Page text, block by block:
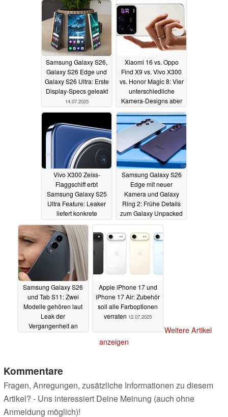
Samsung Galaxy S26,
Galaxy S26 Edge und
Galaxy S26 Ultra: Erste
Display-Specs geleakt
14.07.2025
Xiaomi 16 vs. Oppo
Find X9 vs. Vivo X300
vs. Honor Magic 8: Vier
unterschiedliche
Kamera-Designs aber
14.07.2025
Vivo X300 Zeiss-
Flaggschiff erbt
Samsung Galaxy S25
Ultra Feature: Leaker
liefert konkrete
14.07.2025
Samsung Galaxy S26
Edge mit neuer
Kamera und Galaxy
Ring 2: Frühe Details
zum Galaxy Unpacked
14.07.2025
Samsung Galaxy S26
und Tab S11: Zwei
Modelle gehören laut
Leak der
Vergangenheit an
Apple iPhone 17 und
iPhone 17 Air: Zubehör
soll alle Farboptionen
verraten 12.07.2025
Weitere Artikel
anzeigen
Kommentare
Fragen, Anregungen, zusätzliche Informationen zu diesem
Artikel? - Uns interessiert Deine Meinung (auch ohne
Anmeldung möglich)!